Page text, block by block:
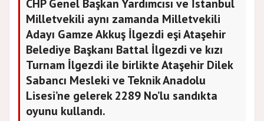
CHP Genel Başkan Yardımcısı ve İstanbul
Milletvekili aynı zamanda Milletvekili
Adayı Gamze Akkuş İlgezdi eşi Ataşehir
Belediye Başkanı Battal İlgezdi ve kızı
Turnam İlgezdi ile birlikte Ataşehir Dilek
Sabancı Mesleki ve Teknik Anadolu
Lisesi’ne gelerek 2289 No’lu sandıkta
oyunu kullandı.